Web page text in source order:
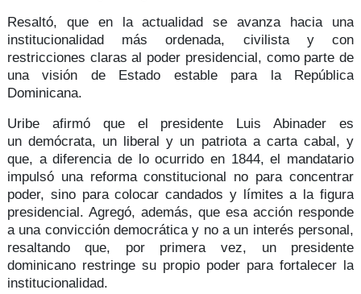
Resaltó, que en la actualidad se avanza hacia una
institucionalidad másordenada, civilista y con
restricciones claras al poder presidencial, como parte de
una visión de Estado estable para la República
Dominicana.
Uribe afirmó que el presidente Luis Abinader es
undemócrata, un liberal y un patriota a carta cabal, y
que, a diferencia de lo ocurrido en 1844, el mandatario
impulsó una reforma constitucional no para concentrar
poder, sino paracolocar candados y límites a la figura
presidencial. Agregó, además, que esa acción responde
a una convicción democráticay no a un interés personal,
resaltando que, por primera vez, un presidente
dominicano restringe su propio poder parafortalecer la
institucionalidad.